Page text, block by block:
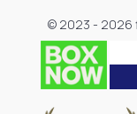
© 2023 - 2026